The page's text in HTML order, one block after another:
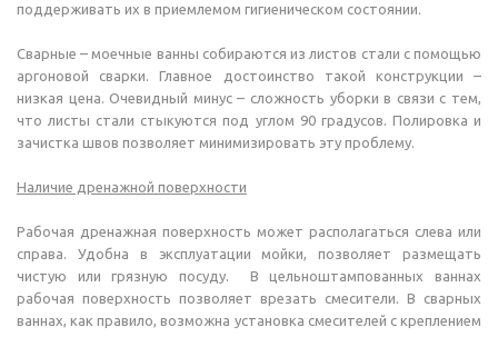
поддерживать их в приемлемом гигиеническом состоянии.
Сварные – моечные ванны собираются из листов стали с помощью
аргоновой сварки. Главное достоинство такой конструкции –
низкая цена. Очевидный минус – сложность уборки в связи с тем,
что листы стали стыкуются под углом 90 градусов. Полировка и
зачистка швов позволяет минимизировать эту проблему.
Наличие дренажной поверхности
Рабочая дренажная поверхность может располагаться слева или
справа. Удобна в эксплуатации мойки, позволяет размещать
чистую или грязную посуду. В цельноштампованных ваннах
рабочая поверхность позволяет врезать смесители. В сварных
ваннах, как правило, возможна установка смесителей с креплением